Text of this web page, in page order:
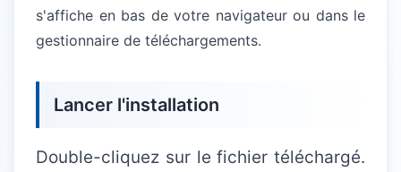
s'affiche en bas de votre navigateur ou dans le
gestionnaire de téléchargements.
Lancer l'installation
Double-cliquez sur le fichier téléchargé.